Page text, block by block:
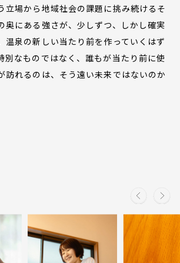
立場から地域社会の課題に挑み続けるそ
奥にある強さが、少しずつ、しかし確実
温泉の新しい当たり前を作っていくはず
別なものではなく、誰もが当たり前に使
訪れるのは、そう遠い未来ではないのか